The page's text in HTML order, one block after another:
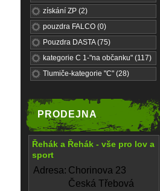
získání ZP (2)
pouzdra FALCO (0)
Pouzdra DASTA (75)
kategorie C 1-"na občanku" (117)
Tlumiče-kategorie "C" (28)
PRODEJNA
Řehák a Řehák - vše pro lov a
sport
Adresa: Chorinova 23
Česká Třebová